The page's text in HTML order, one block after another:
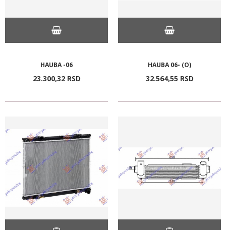
HAUBA -06
23.300,32 RSD
HAUBA 06- (O)
32.564,55 RSD